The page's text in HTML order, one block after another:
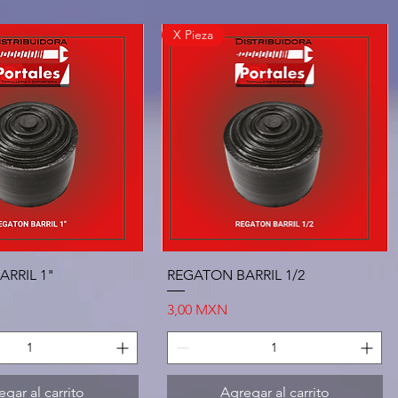
rápida
1"
al carrito
Vista rápida
X Pieza
REGATON BARRIL 1/2
Precio
3,00 MXN
Agregar al carrito